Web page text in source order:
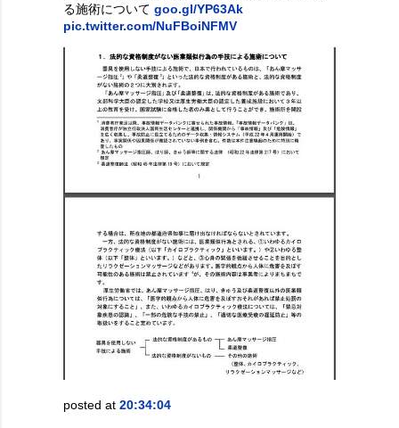
る施術について goo.gl/YP63Ak
pic.twitter.com/NuFBoiNFMV
posted at 20:34:04